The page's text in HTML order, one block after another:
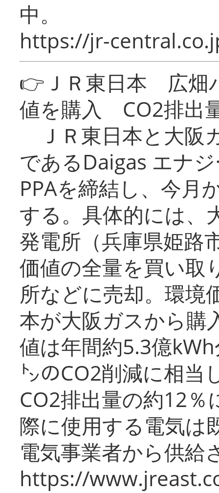
中。
https://jr-
👉ＪＲ東日本 広畑
値を購入 CO2排出
ＪＲ東日本と大阪
であるDaigas エナ
PPAを締結し、今月
する。具体的には、
発電所（兵庫県姫路
価値の全量を買い取
所などに売却。環境
本が大阪ガスから購
値は年間約5.3億
㌧のCO2削減に相当
CO2排出量の約12％
際に使用する電気は
電気事業者から供給
https://